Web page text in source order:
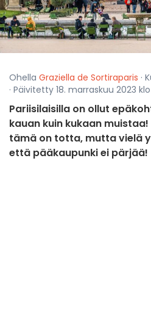
Ohella Graziella de Sortiraparis ·
· Päivitetty 18. marraskuu 2023 klo
Pariisilaisilla on ollut
kauan kuin kukaan
tämä on totta, mutta vielä
että pääkaupunki ei pärjää!